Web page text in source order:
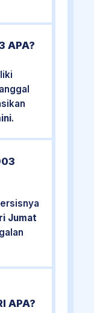
APA?
.
Jumat
APA?